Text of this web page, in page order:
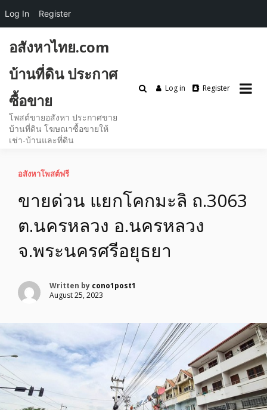
content
อสังหาไทย.com
บ้านที่ดิน ประกาศ
ซื้อขาย
โพสต์ขายอสังหา ประกาศขาย
บ้านที่ดิน โฆษณาซื้อขายให้
เช่า-บ้านและที่ดิน
Log in Register
อสังหาโพสต์ฟรี
ขายด่วน แยกโคกมะลิ ถ.3063
ต.นครหลวง อ.นครหลวง
จ.พระนครศรีอยุธยา
Written by cono1post1
August 25, 2023
Log In Register